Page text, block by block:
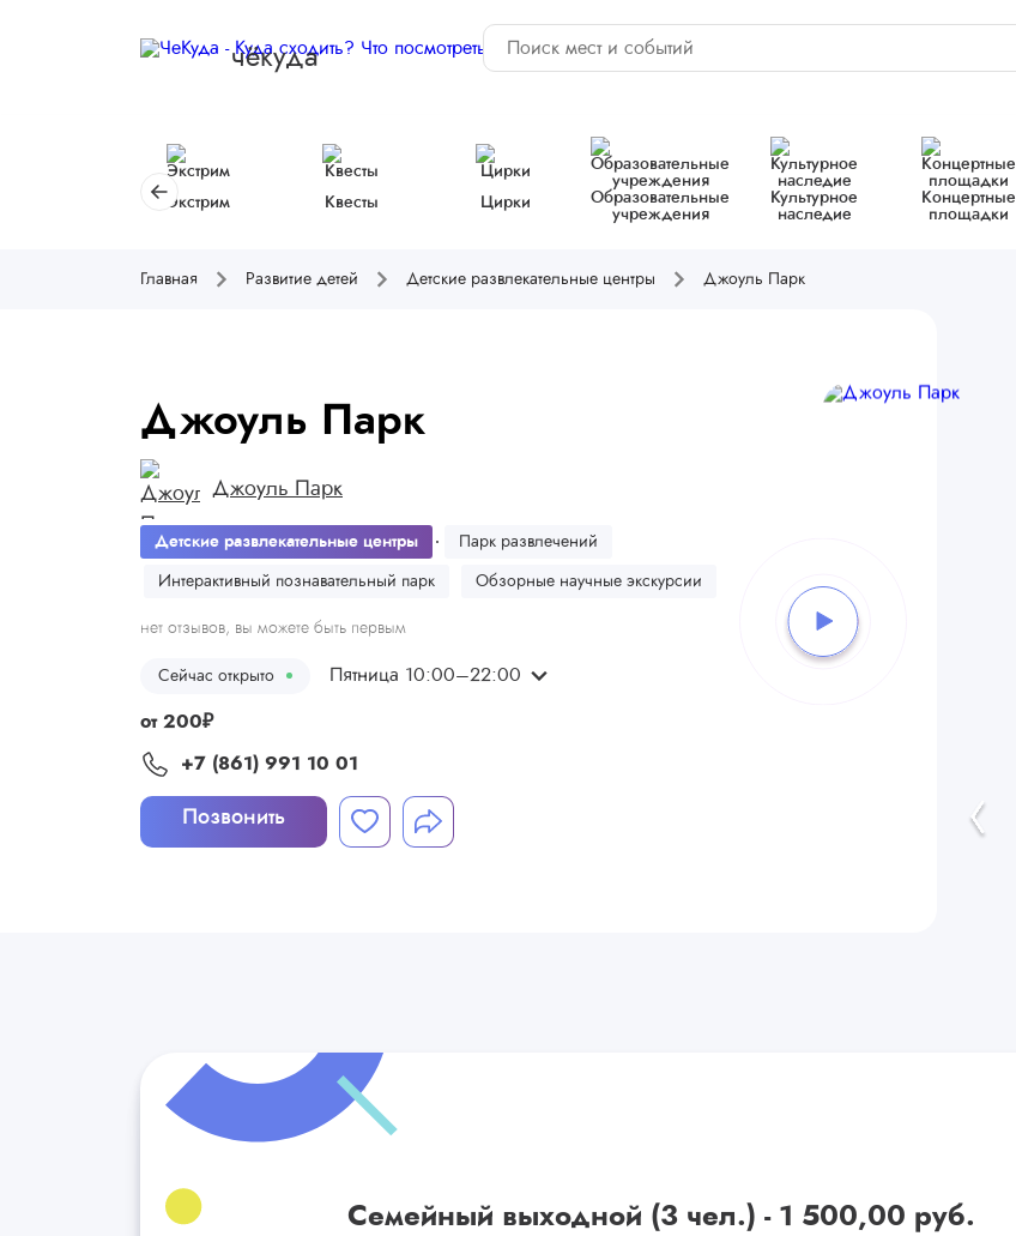
чёкуда
Экстрим Квесты Цирки
Образовательные
учреждения
Культурное
наследие
Концертные
площадки
Главная Развитие детей Детские развлекательные центры Джоуль Парк
Джоуль Парк
Джоуль Парк
Детские развлекательные центры Парк развлечений
Интерактивный познавательный парк Обзорные научные экскурсии
нет отзывов, вы можете быть первым
Сейчас открыто Пятница 10:00–22:00
от 200₽
+7 (861) 991 10 01
Позвонить
Семейный выходной (3 чел.) - 1 500,00 руб.